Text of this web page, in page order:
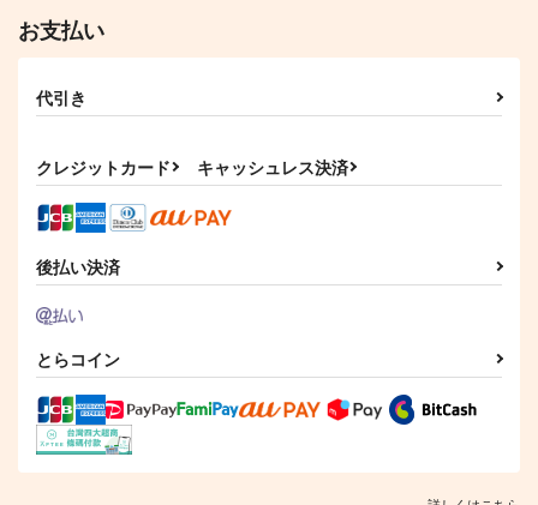
サンプル
BLUE and BLUE
とらじま
1,572円（税込）
とらじま
まばたける金いろは彗
星
1,572円
お支払い
代引き
クレジットカード キャッシュレス決済
後払い決済
とらコイン